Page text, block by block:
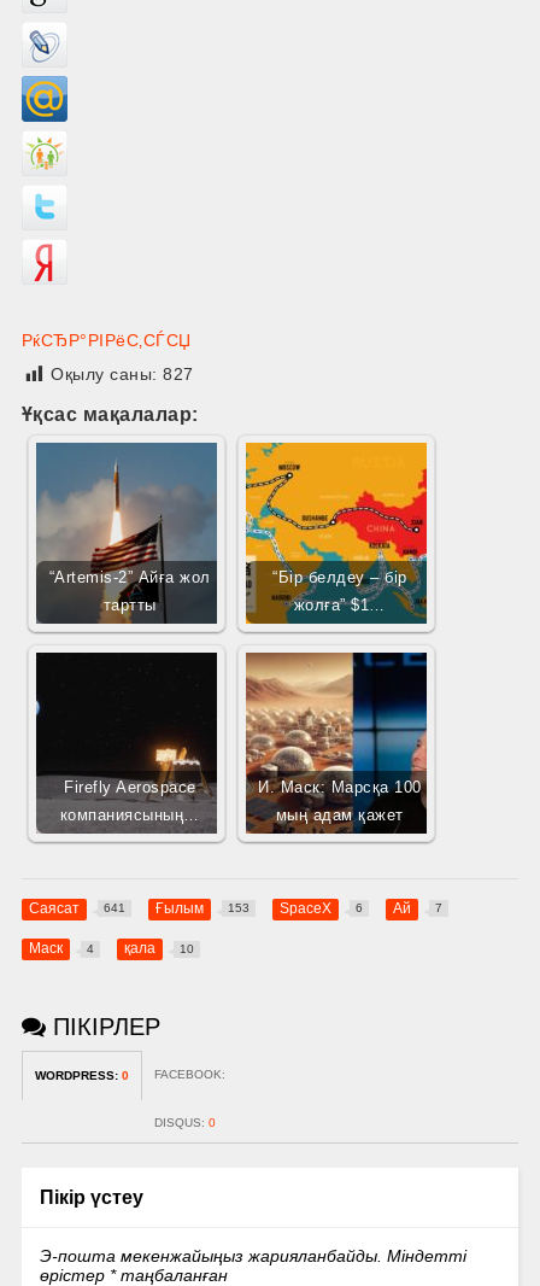
РќСЂР°РІРёС‚СЃСЏ
Оқылу саны:827
Ұқсас мақалалар:
“Artemis-2” Айға жол
тартты
“Бір белдеу – бір
жолға” $1…
Firefly Aerospace
компаниясының…
И. Маск: Марсқа 100
мың адам қажет
Саясат 641 Ғылым 153 SpaceX 6 Ай 7
Маск 4 қала 10
ПІКІРЛЕР
WORDPRESS: 0 FACEBOOK:
DISQUS: 0
Пікір үстеу
Э-пошта мекенжайыңыз жарияланбайды. Міндетті
өрістер *таңбаланған